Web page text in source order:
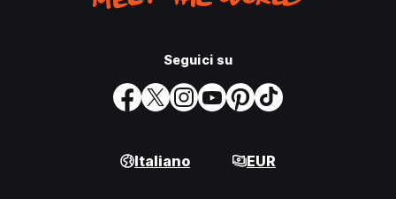
Seguici su
Italiano EUR